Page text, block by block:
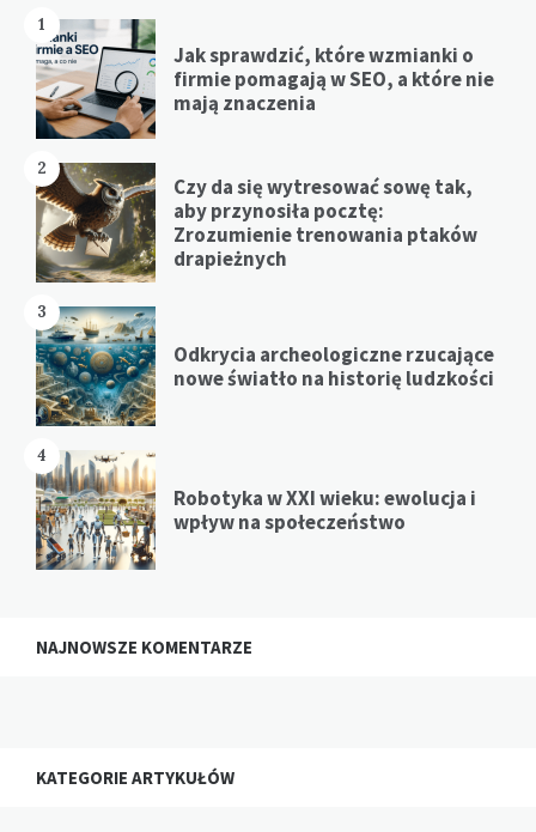
1
Jak sprawdzić, które wzmianki o
firmie pomagają w SEO, a które nie
mają znaczenia
2
Czy da się wytresować sowę tak,
aby przynosiła pocztę:
Zrozumienie trenowania ptaków
drapieżnych
3
Odkrycia archeologiczne rzucające
nowe światło na historię ludzkości
4
Robotyka w XXI wieku: ewolucja i
wpływ na społeczeństwo
NAJNOWSZE KOMENTARZE
KATEGORIE ARTYKUŁÓW